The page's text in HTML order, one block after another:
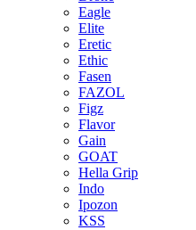
Eagle
Elite
Eretic
Ethic
Fasen
FAZOL
Figz
Flavor
Gain
GOAT
Hella Grip
Indo
Ipozon
KSS